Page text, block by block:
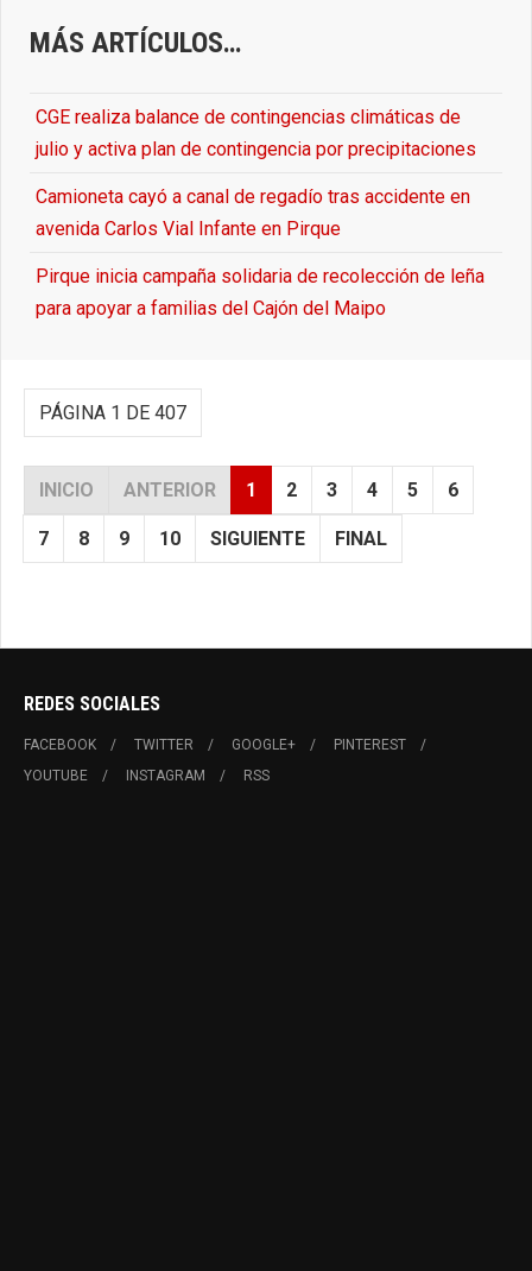
MÁS ARTÍCULOS…
CGE realiza balance de contingencias climáticas de
julio y activa plan de contingencia por precipitaciones
Camioneta cayó a canal de regadío tras accidente en
avenida Carlos Vial Infante en Pirque
Pirque inicia campaña solidaria de recolección de leña
para apoyar a familias del Cajón del Maipo
PÁGINA 1 DE 407
INICIO ANTERIOR 1 2 3 4 5 6
7 8 9 10 SIGUIENTE FINAL
REDES SOCIALES
FACEBOOK TWITTER GOOGLE+
PINTEREST
YOUTUBE
INSTAGRAM RSS